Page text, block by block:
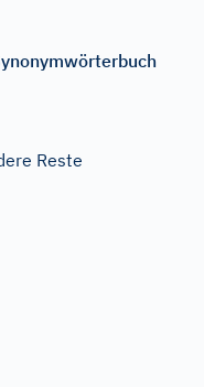
Reste